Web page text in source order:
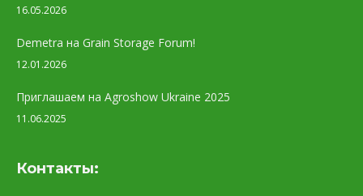
16.05.2026
Demetra на Grain Storage Forum!
12.01.2026
Приглашаем на Agroshow Ukraine 2025
11.06.2025
Контакты: